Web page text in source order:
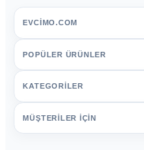
EVCIMO.COM
POPÜLER ÜRÜNLER
KATEGORİLER
MÜŞTERİLER İÇİN